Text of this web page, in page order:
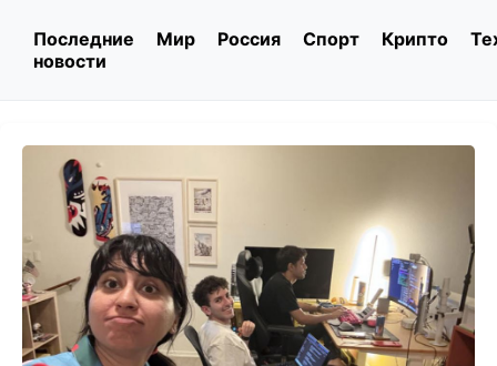
Последние
новости
Мир Россия Спорт Крипто